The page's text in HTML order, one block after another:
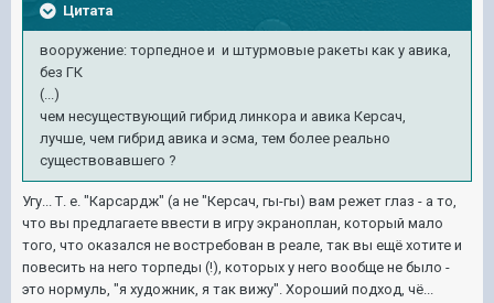
Цитата
вооружение: торпедное и и штурмовые ракеты как у авика,
без ГК
(...)
чем несуществующий гибрид линкора и авика Керсач,
лучше, чем гибрид авика и эсма, тем более реально
существовавшего ?
Угу... Т. е. "Карсардж" (а не "Керсач, гы-гы) вам режет глаз - а то,
что вы предлагаете ввести в игру экраноплан, который мало
того, что оказался не востребован в реале, так вы ещё хотите и
повесить на него торпеды (!), которых у него вообще не было -
это нормуль, "я художник, я так вижу". Хороший подход, чё...